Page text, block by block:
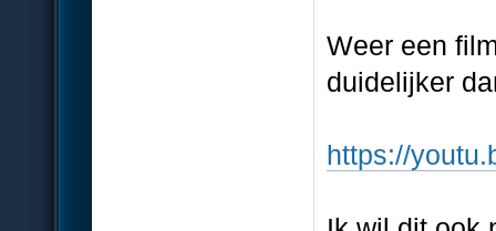
Weer een
duidelijker
https://